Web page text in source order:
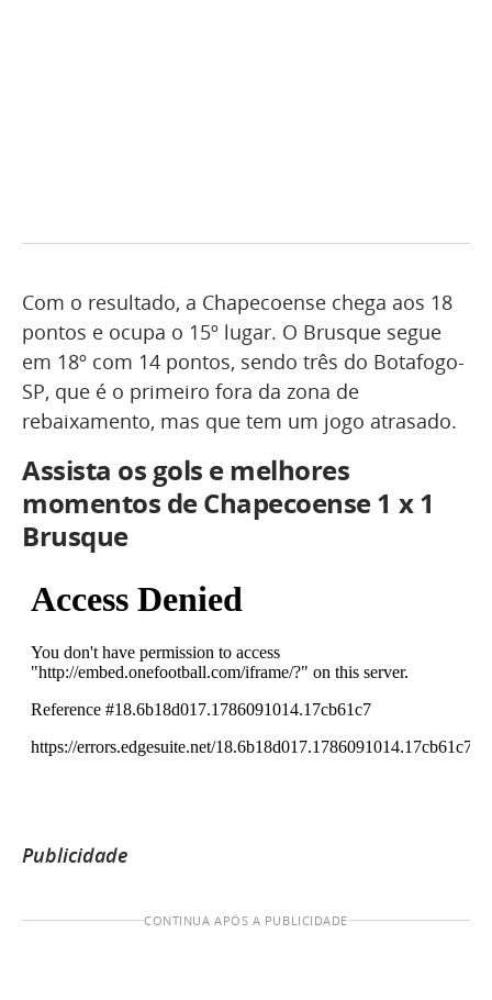
Com o resultado, a Chapecoense chega aos 18
pontos e ocupa o 15º lugar. O Brusque segue
em 18º com 14 pontos, sendo três do Botafogo-
SP, que é o primeiro fora da zona de
rebaixamento, mas que tem um jogo atrasado.
Assista os gols e melhores
momentos de Chapecoense 1 x 1
Brusque
Publicidade
CONTINUA APÓS A PUBLICIDADE